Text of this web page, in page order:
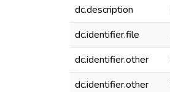
dc.description
dc.identifier.file
dc.identifier.other
dc.identifier.other